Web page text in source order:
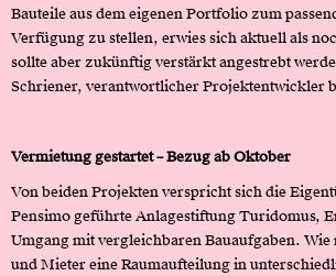
Bauteile aus dem eigenen Portfolio zum
Verfügung zu stellen, erwies sich aktuell als
sollte aber zukünftig verstärkt angestrebt
Schriener, verantwortlicher Projektentwickler
Vermietung gestartet – Bezug ab Oktober
Von beiden Projekten verspricht sich die
Pensimo geführte Anlagestiftung Turidomus,
Umgang mit vergleichbaren Bauaufgaben.
und Mieter eine Raumaufteilung in